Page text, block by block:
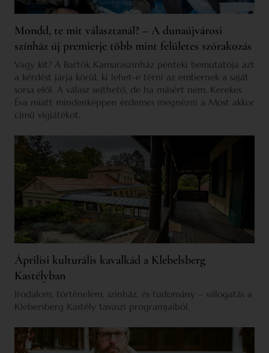
Mondd, te mit választanál? – A dunaújvárosi
színház új premierje több mint felületes szórakozás
Vagy kit? A Bartók Kamaraszínház pénteki bemutatója azt
a kérdést járja körül, ki lehet-e térni az embernek a saját
sorsa elől. A válasz sejthető, de ha másért nem, Kerekes
Éva miatt mindenképpen érdemes megnézni a Most akkor
című vígjátékot.
Áprilisi kulturális kavalkád a Klebelsberg
Kastélyban
Irodalom, történelem, színház, és tudomány – válogatás a
Klebersberg Kastély tavaszi programjaiból.